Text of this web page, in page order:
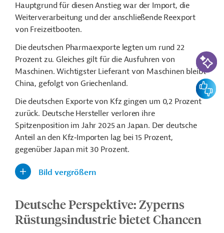
Hauptgrund für diesen Anstieg war der Import, die
Weiterverarbeitung und der anschließende Reexport
von Freizeitbooten.
Die deutschen Pharmaexporte legten um rund 22
Prozent zu. Gleiches gilt für die Ausfuhren von
Maschinen. Wichtigster Lieferant von Maschinen bleibt
China, gefolgt von Griechenland.
Die deutschen Exporte von Kfz gingen um 0,2 Prozent
zurück. Deutsche Hersteller verloren ihre
Spitzenposition im Jahr 2025 an Japan. Der deutsche
Anteil an den Kfz‑Importen lag bei 15 Prozent,
gegenüber Japan mit 30 Prozent.
Bild vergrößern
Deutsche Perspektive: Zyperns
Rüstungsindustrie bietet Chancen
KI-